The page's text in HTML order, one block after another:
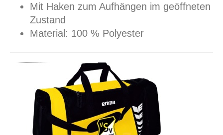
Mit Haken zum Aufhängen im geöffneten
Zustand
Material: 100 % Polyester